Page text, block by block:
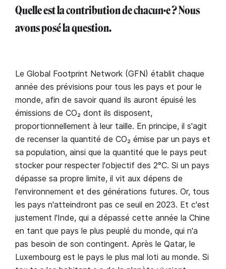
Quelle est la contribution de chacun·e ? Nous
avons posé la question.
Le Global Footprint Network (GFN) établit chaque
année des prévisions pour tous les pays et pour le
monde, afin de savoir quand ils auront épuisé les
émissions de CO₂ dont ils disposent,
proportionnellement à leur taille. En principe, il s'agit
de recenser la quantité de CO₂ émise par un pays et
sa population, ainsi que la quantité que le pays peut
stocker pour respecter l'objectif des 2°C. Si un pays
dépasse sa propre limite, il vit aux dépens de
l'environnement et des générations futures. Or, tous
les pays n'atteindront pas ce seuil en 2023. Et c'est
justement l'Inde, qui a dépassé cette année la Chine
en tant que pays le plus peuplé du monde, qui n'a
pas besoin de son contingent. Après le Qatar, le
Luxembourg est le pays le plus mal loti au monde. Si